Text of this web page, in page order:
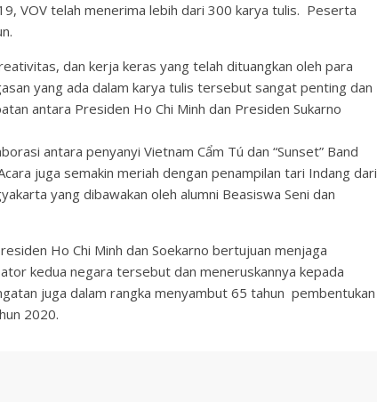
VOV telah menerima lebih dari 300 karya tulis. Peserta
dan kerja keras yang telah dituangkan oleh para
yang ada dalam karya tulis tersebut sangat penting dan
antara Presiden Ho Chi Minh dan Presiden Sukarno
antara penyanyi Vietnam Cẩm Tú dan “Sunset” Band
juga semakin meriah dengan penampilan tari Indang dari
yang dibawakan oleh alumni Beasiswa Seni dan
Ho Chi Minh dan Soekarno bertujuan menjaga
kedua negara tersebut dan meneruskannya kepada
juga dalam rangka menyambut 65 tahun pembentukan
2020.